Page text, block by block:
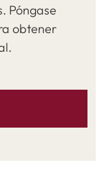
Póngase
obtener